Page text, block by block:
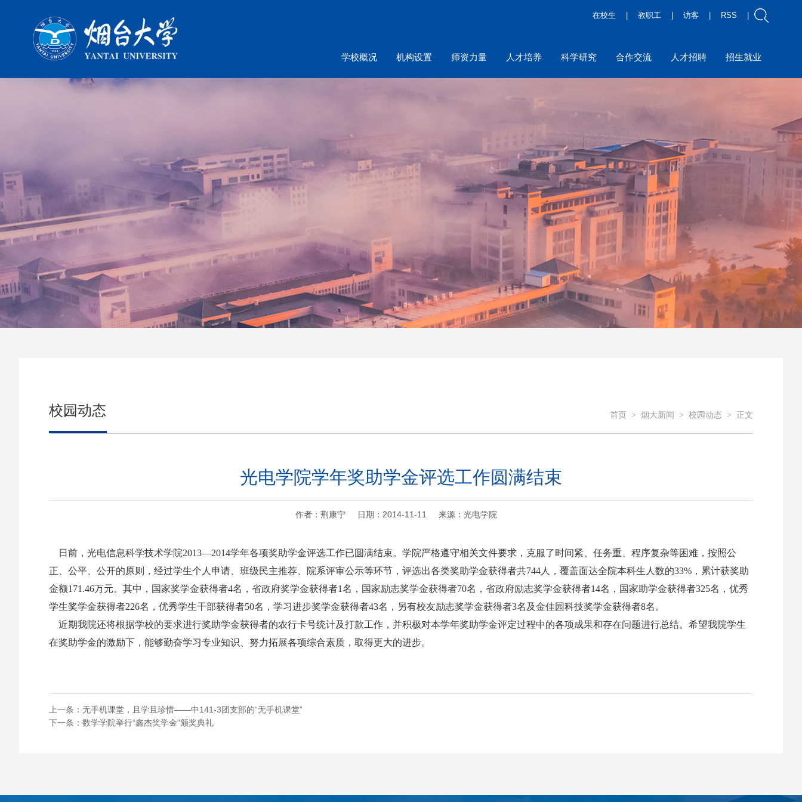
在校生 教职工 访客 RSS
学校概况 机构设置 师资力量 人才培养 科学研究 合作交流 人才招聘 招生就业
校园动态 首页 > 烟大新闻 > 校园动态 > 正文
光电学院学年奖助学金评选工作圆满结束
作者：荆康宁 日期：2014-11-11 来源：光电学院
日前，光电信息科学技术学院2013—2014学年各项奖助学金评选工作已圆满结束。学院严格遵守相关文件要求，克服了时间紧、任务重、程序复杂等困难，按照公
正、公平、公开的原则，经过学生个人申请、班级民主推荐、院系评审公示等环节，评选出各类奖助学金获得者共744人，覆盖面达全院本科生人数的33%，累计获奖助
金额171.46万元。其中，国家奖学金获得者4名，省政府奖学金获得者1名，国家励志奖学金获得者70名，省政府励志奖学金获得者14名，国家助学金获得者325名，优秀
学生奖学金获得者226名，优秀学生干部获得者50名，学习进步奖学金获得者43名，另有校友励志奖学金获得者3名及金佳园科技奖学金获得者8名。
近期我院还将根据学校的要求进行奖助学金获得者的农行卡号统计及打款工作，并积极对本学年奖助学金评定过程中的各项成果和存在问题进行总结。希望我院学生
在奖助学金的激励下，能够勤奋学习专业知识、努力拓展各项综合素质，取得更大的进步。
上一条： 无手机课堂，且学且珍惜——中141-3团支部的“无手机课堂”
下一条： 数学学院举行“鑫杰奖学金”颁奖典礼